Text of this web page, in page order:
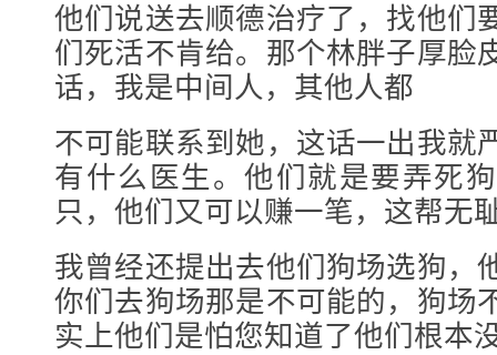
他们说送去顺德治疗了，找他们
们死活不肯给。那个林胖子厚脸
话，我是中间人，其他人都
不可能联系到她，这话一出我就
有什么医生。他们就是要弄死
只，他们又可以赚一笔，这帮无
我曾经还提出去他们狗场选狗，
你们去狗场那是不可能的，狗场
实上他们是怕您知道了他们根本